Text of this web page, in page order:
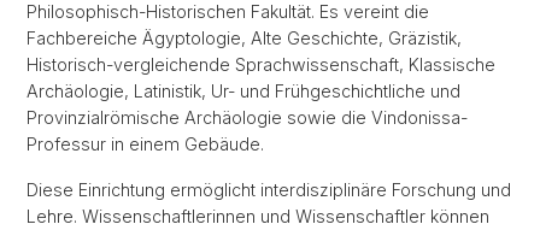
Philosophisch-Historischen Fakultät. Es vereint die
Fachbereiche Ägyptologie, Alte Geschichte, Gräzistik,
Historisch-vergleichende Sprachwissenschaft, Klassische
Archäologie, Latinistik, Ur- und Frühgeschichtliche und
Provinzialrömische Archäologie sowie die Vindonissa-
Professur in einem Gebäude.
Diese Einrichtung ermöglicht interdisziplinäre Forschung und
Lehre. Wissenschaftlerinnen und Wissenschaftler können